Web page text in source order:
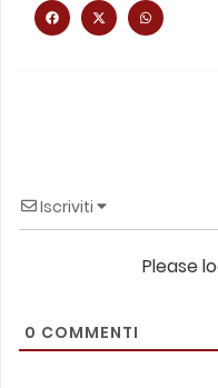
Iscriviti
Please
0 COMMENTI